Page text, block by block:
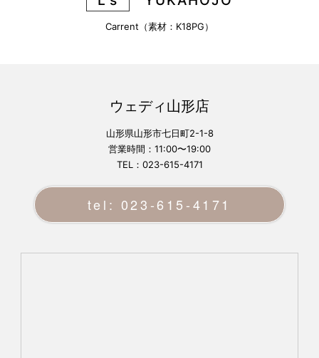
Carrent（素材：K18PG）
ウェディ山形店
山形県山形市七日町2-1-8
営業時間：11:00〜19:00
TEL：023-615-4171
tel: 023-615-4171